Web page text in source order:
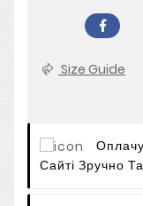
Size Guide
Сайті Зручно